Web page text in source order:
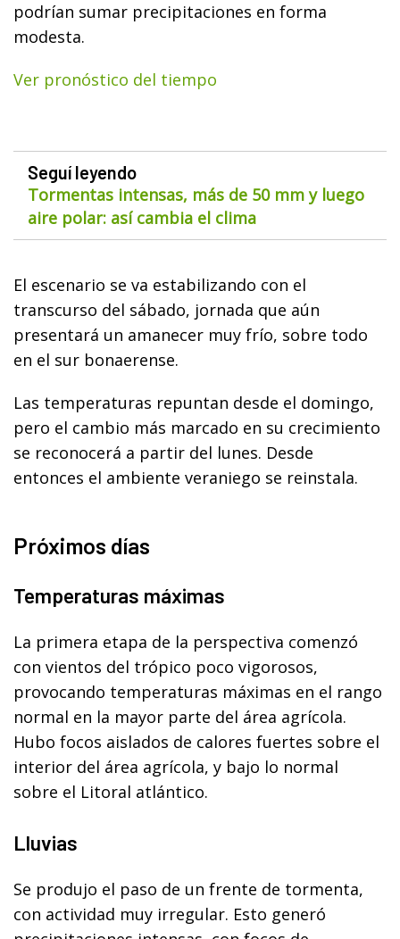
podrían sumar precipitaciones en forma
modesta.
Ver pronóstico del tiempo
Seguí leyendo
Tormentas intensas, más de 50 mm y luego
aire polar: así cambia el clima
El escenario se va estabilizando con el
transcurso del sábado, jornada que aún
presentará un amanecer muy frío, sobre todo
en el sur bonaerense.
Las temperaturas repuntan desde el domingo,
pero el cambio más marcado en su crecimiento
se reconocerá a partir del lunes. Desde
entonces el ambiente veraniego se reinstala.
Próximos días
Temperaturas máximas
La primera etapa de la perspectiva comenzó
con vientos del trópico poco vigorosos,
provocando temperaturas máximas en el rango
normal en la mayor parte del área agrícola.
Hubo focos aislados de calores fuertes sobre el
interior del área agrícola, y bajo lo normal
sobre el Litoral atlántico.
Lluvias
Se produjo el paso de un frente de tormenta,
con actividad muy irregular. Esto generó